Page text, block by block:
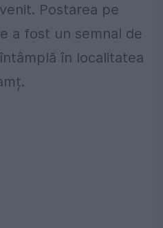
Postarea pe
a fost un semnal de
în localitatea